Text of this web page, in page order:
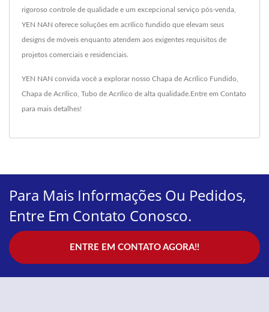
rigoroso controle de qualidade e um excepcional serviço pós-venda,
YEN NAN oferece soluções em acrílico fundido que elevam seus
designs de móveis enquanto atendem aos exigentes requisitos de
projetos comerciais e residenciais.
YEN NAN convida você a explorar nosso Chapa de Acrílico Fundido
Chapa de Acrílico Tubo de Acrílico de alta qualidade. Entre em Contato
para mais detalhes!
Para Mais Informações Ou Pedidos,
Entre Em Contato Conosco.
ENTRE EM CONTATO AGORA!!